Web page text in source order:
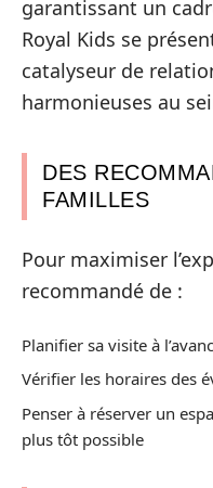
garantissant un
Royal Kids se
catalyseur de
harmonieuses au
DES
FAMILLES
Pour maximiser
recommandé de :
Planifier sa visite à
Vérifier les horaires des
Penser à réserver un
plus tôt possible